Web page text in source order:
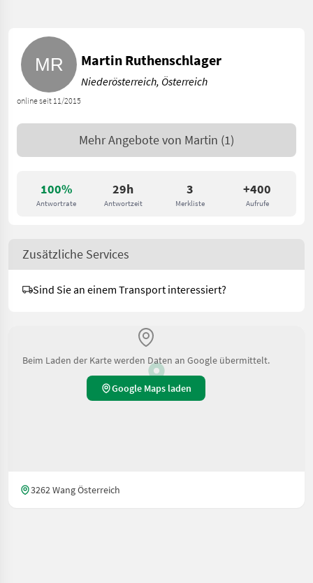
100%
Antwortrate
29h
Antwortzeit
3
Merkliste
+400
Aufrufe
online seit 11/2015
Martin Ruthenschlager
Niederösterreich, Österreich
Mehr Angebote von Martin (1)
Zusätzliche Services
Sind Sie an einem Transport interessiert?
Beim Laden der Karte werden Daten an Google übermittelt.
Google Maps laden
3262 Wang Österreich